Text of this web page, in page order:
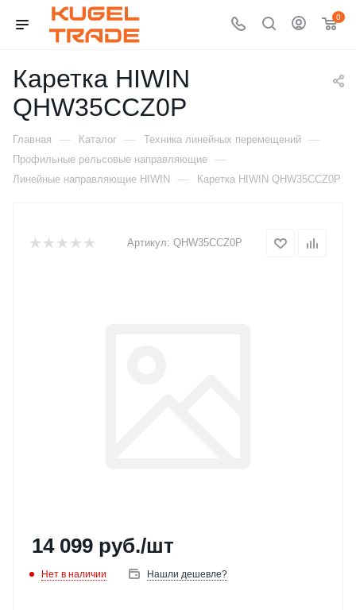
0
Каретка HIWIN
QHW35CCZ0P
Главная — Каталог — Техника линейных перемещений —
Профильные рельсовые направляющие —
Линейные направляющие HIWIN — Каретка HIWIN QHW35CCZ0P
Артикул: QHW35CCZ0P
14 099 руб./шт
Нет в наличии Нашли дешевле?